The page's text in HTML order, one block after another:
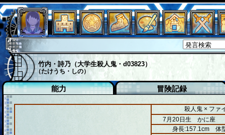
竹内・詩乃（大学生殺人鬼・d03823）
（たけうち・しの）
能力 冒険記録
殺人鬼 × ファ
7月20日生 かに座
身長:157.1cm 体